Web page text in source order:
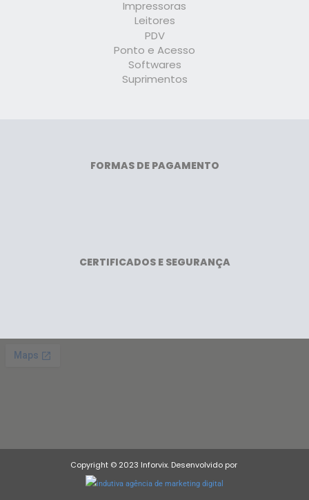
Impressoras
Leitores
PDV
Ponto e Acesso
Softwares
Suprimentos
FORMAS DE PAGAMENTO
CERTIFICADOS E SEGURANÇA
Copyright © 2023 Inforvix. Desenvolvido por